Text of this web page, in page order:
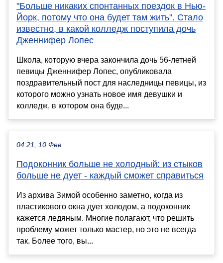
"Больше никаких спонтанных поездок в Нью-
Йорк, потому что она будет там жить". Стало
известно, в какой колледж поступила дочь
Дженнифер Лопес
Школа, которую вчера закончила дочь 56-летней
певицы Дженнифер Лопес, опубликовала
поздравительный пост для наследницы певицы, из
которого можно узнать новое имя девушки и
колледж, в котором она буде...
04:21, 10 Фев
Подоконник больше не холодный: из стыков
больше не дует - каждый сможет справиться
Из архива Зимой особенно заметно, когда из
пластикового окна дует холодом, а подоконник
кажется ледяным. Многие полагают, что решить
проблему может только мастер, но это не всегда
так. Более того, вы...